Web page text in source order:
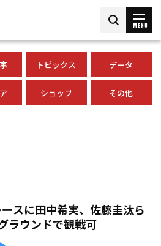
MENU
トピックス データ
ショップ その他
スに田中希実、佐藤圭汰ら
ラウンドで観戦可